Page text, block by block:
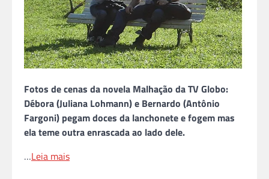
Fotos de cenas da novela Malhação da TV Globo:
Débora (Juliana Lohmann) e Bernardo (Antônio
Fargoni) pegam doces da lanchonete e fogem mas
ela teme outra enrascada ao lado dele.
…Leia mais